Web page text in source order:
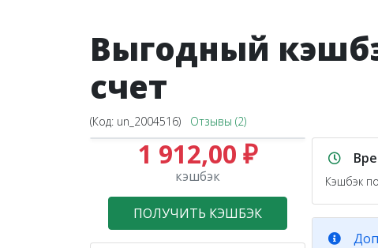
Выгодный
счет
(Код: un_2004516) Отзывы (2)
1 912,00 ₽
кэшбэк
ПОЛУЧИТЬ КЭШБЭК
Кэшбэк